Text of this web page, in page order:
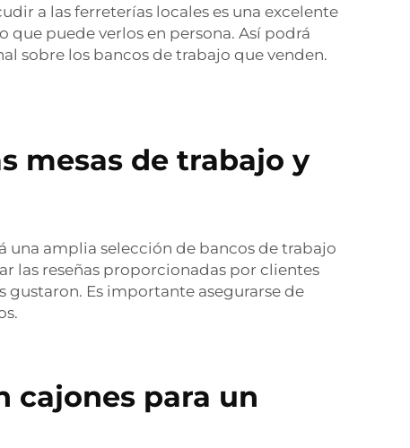
a las ferreterías locales es una excelente
puede verlos en persona. Así podrá
sobre los bancos de trabajo que venden.
mesas de trabajo y
una amplia selección de bancos de trabajo
las reseñas proporcionadas por clientes
gustaron. Es importante asegurarse de
cajones para un